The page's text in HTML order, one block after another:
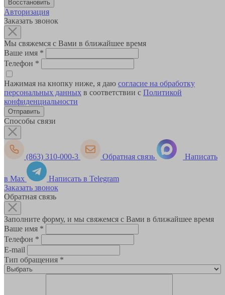
Авторизация
Заказать звонок
Мы свяжемся с Вами в ближайшее время
Ваше имя *
Телефон *
Нажимая на кнопку ниже, я даю согласие на обработку
персональных данных в соответствии с Политикой
конфиденциальности
Способы связи
(863) 310-000-3 Обратная связь Написать
в Max
Написать в Telegram
Заказать звонок
Обратная связь
Заполните форму, и мы свяжемся с Вами в ближайшее время
Ваше имя *
Телефон *
E-mail
Тип обращения *